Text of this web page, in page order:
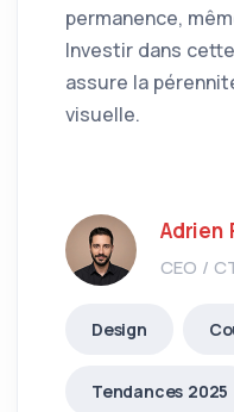
permanence,
Investir dans
assure la
visuelle.
Adrien
CEO /
Design
Tendances 2025